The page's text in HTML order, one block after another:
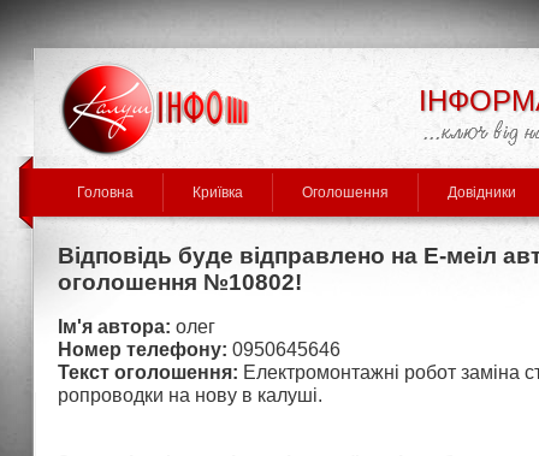
Головна Криївка Оголошення Довідники
Відповідь буде відправлено на Е-меіл
оголошення №10802!
Ім'я автора: олег
Номер телефону: 0950645646
Текст оголошення: Електромонтажні робот заміна
ропроводки на нову в калуші.